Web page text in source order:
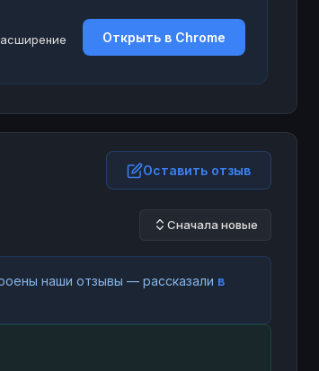
Открыть в Chrome
Оставить отзыв
Сначала новые
наши отзывы — рассказали в